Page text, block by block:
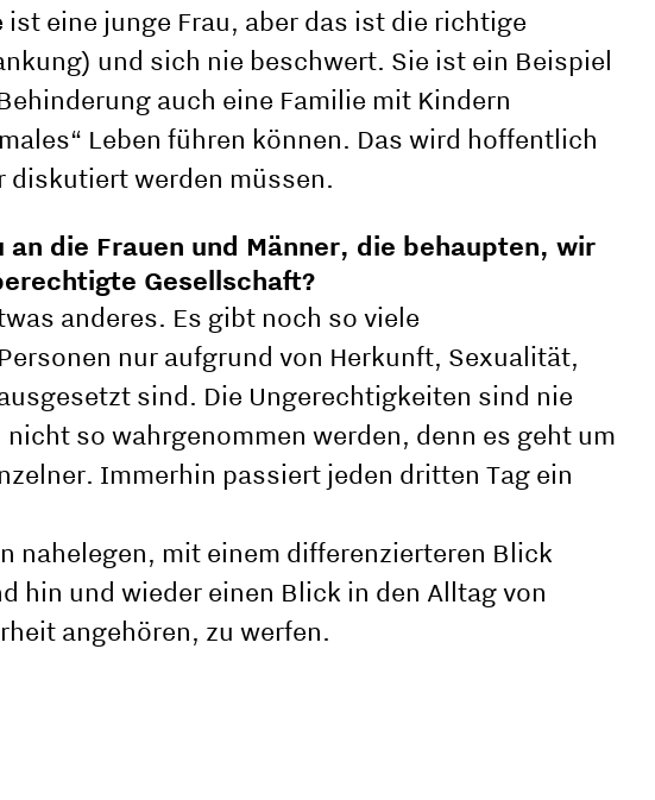
eine junge Frau, aber das ist die richtige
und sich nie beschwert. Sie ist ein Beispiel
auch eine Familie mit Kindern
Leben führen können. Das wird hoffentlich
diskutiert werden müssen.
die Frauen und Männer, die behaupten, wir
Gesellschaft?
anderes. Es gibt noch so viele
nur aufgrund von Herkunft, Sexualität,
sind. Die Ungerechtigkeiten sind nie
so wahrgenommen werden, denn es geht um
Immerhin passiert jeden dritten Tag ein
nahelegen, mit einem differenzierteren Blick
hin und wieder einen Blick in den Alltag von
angehören, zu werfen.